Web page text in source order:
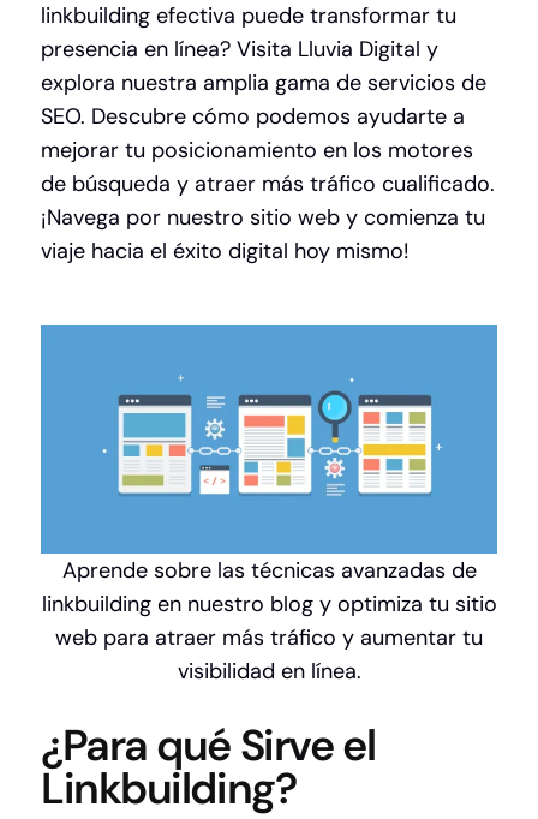
linkbuilding efectiva puede transformar tu
presencia en línea? Visita Lluvia Digital y
explora nuestra amplia gama de servicios de
SEO. Descubre cómo podemos ayudarte a
mejorar tu posicionamiento en los motores
de búsqueda y atraer más tráfico cualificado.
¡Navega por nuestro sitio web y comienza tu
viaje hacia el éxito digital hoy mismo!
Aprende sobre las técnicas avanzadas de
linkbuilding en nuestro blog y optimiza tu sitio
web para atraer más tráfico y aumentar tu
visibilidad en línea.
¿Para qué Sirve el
Linkbuilding?